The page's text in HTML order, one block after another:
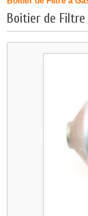
Boitier de Filtre